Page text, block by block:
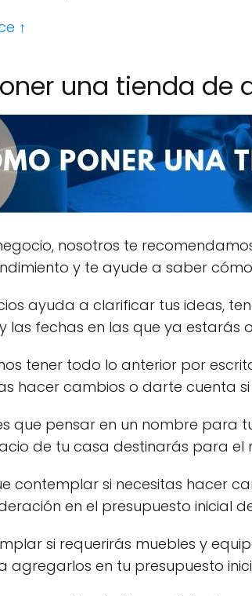
↑
una tienda de
nosotros te
y te ayude a saber
ayuda a clarificar tus ideas,
las fechas en las que ya estarás
tener todo lo anterior por
hacer cambios o darte cuenta
que pensar en un nombre para
de tu casa destinarás para el
contemplar si necesitas hacer
en el presupuesto inicial
si requerirás muebles y
agregarlos en tu presupuesto